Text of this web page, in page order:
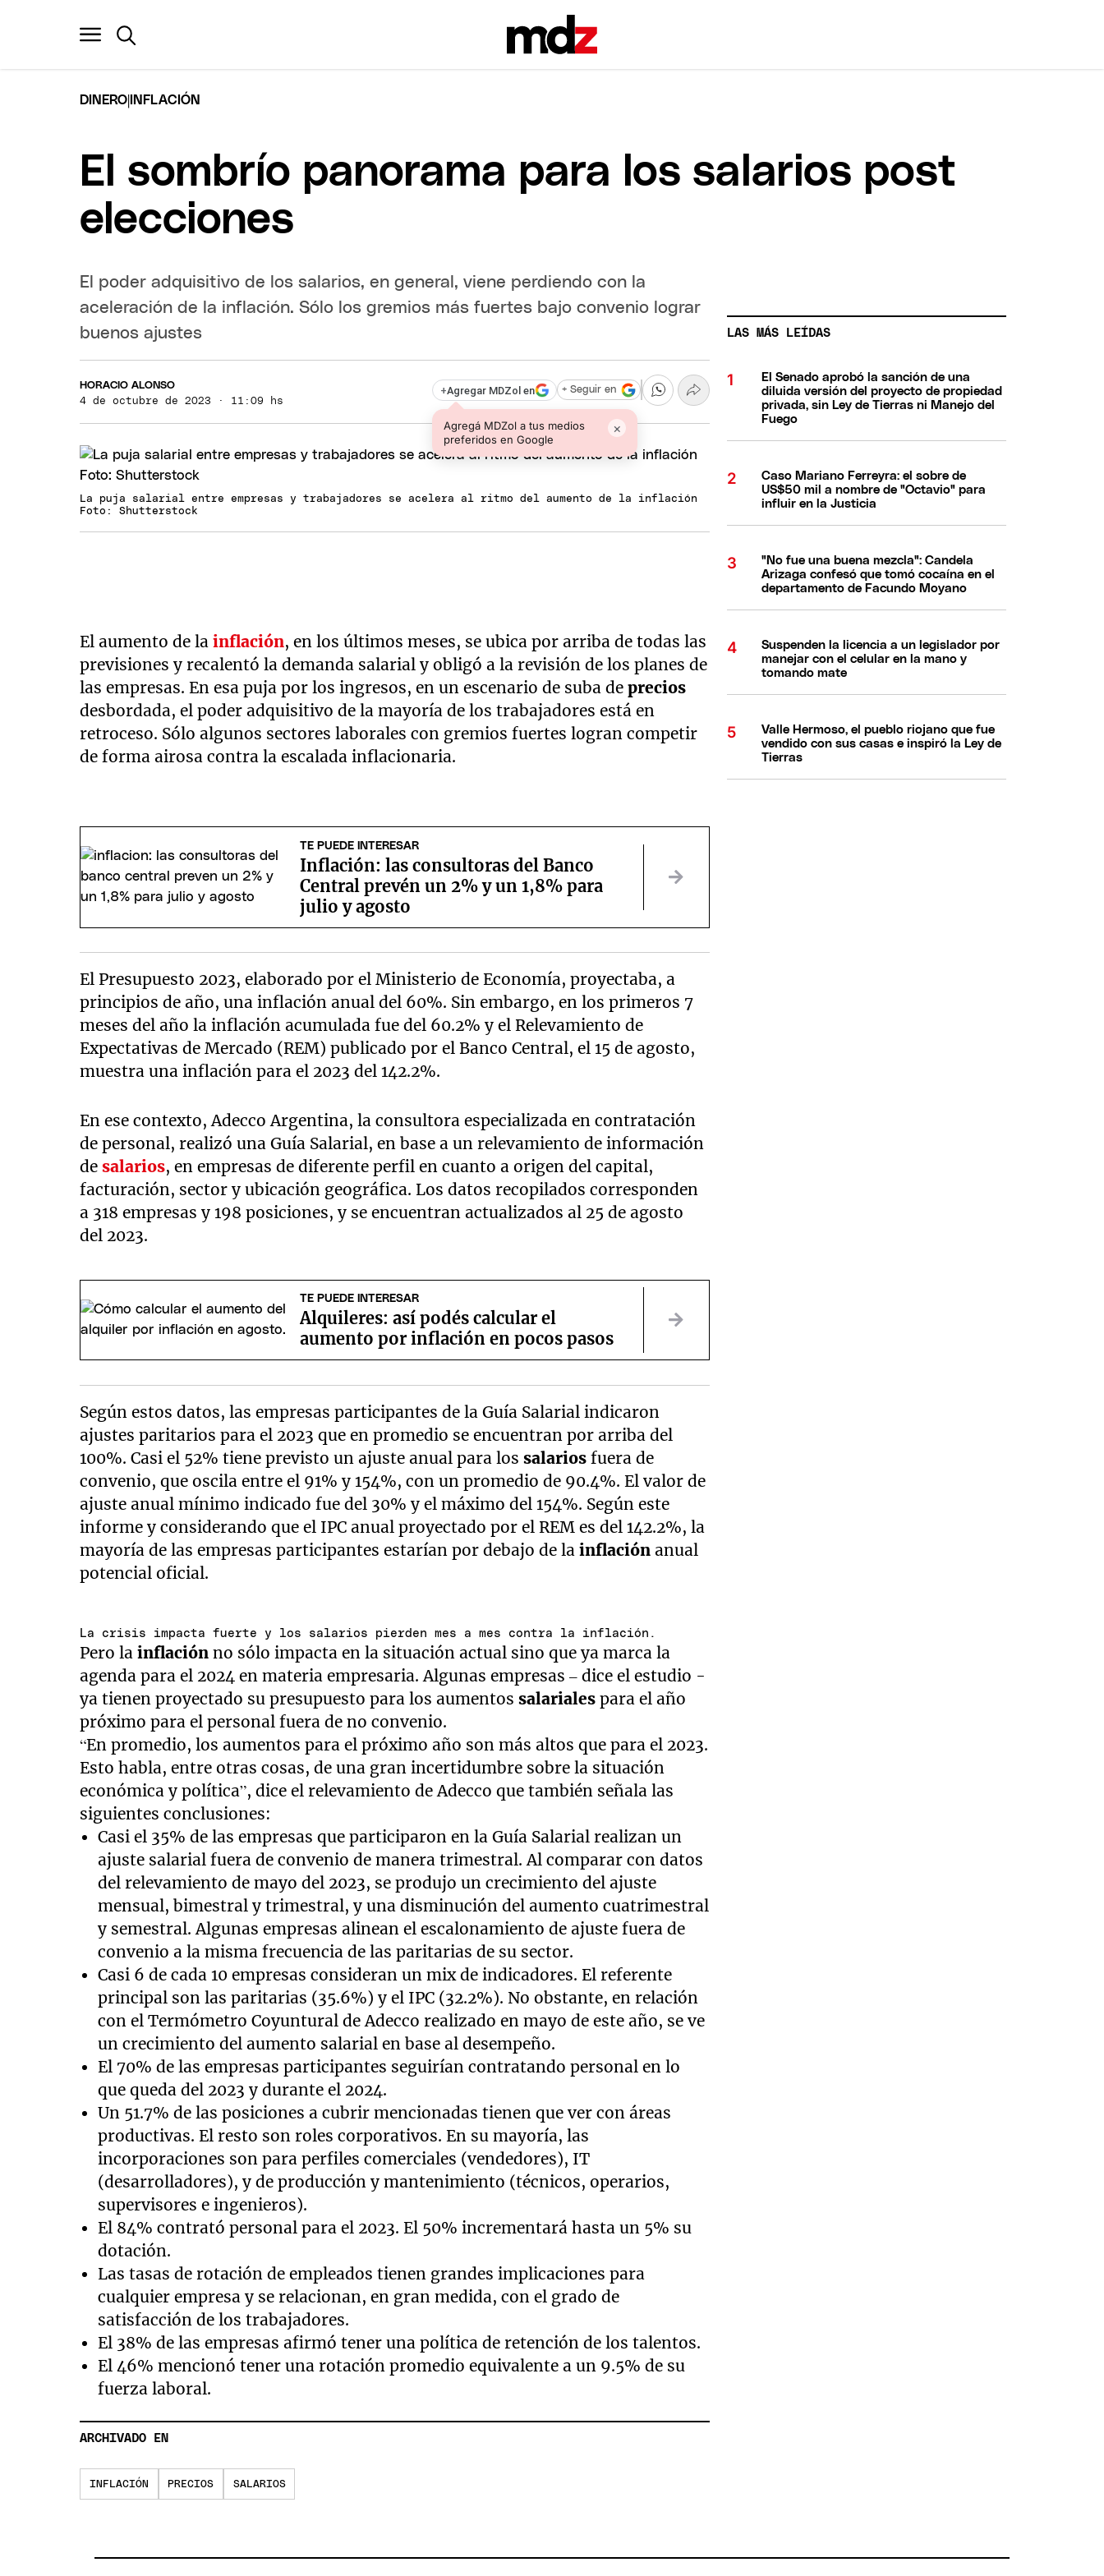
DINERO INFLACIÓN
El sombrío panorama para los salarios post
elecciones
El poder adquisitivo de los salarios, en general, viene perdiendo con la
aceleración de la inflación. Sólo los gremios más fuertes bajo convenio lograr
buenos ajustes
HORACIO ALONSO
4 de octubre de 2023 · 11:09 hs
+Agregar MDZol en
Agregá MDZol a tus medios
preferidos en Google
×
+ Seguir en
La puja salarial entre empresas y trabajadores se acelera al ritmo del aumento de la inflación
Foto: Shutterstock
El aumento de la inflación, en los últimos meses, se ubica por arriba de todas las
previsiones y recalentó la demanda salarial y obligó a la revisión de los planes de
las empresas. En esa puja por los ingresos, en un escenario de suba deprecios
desbordada, el poder adquisitivo de la mayoría de los trabajadores está en
retroceso. Sólo algunos sectores laborales con gremios fuertes logran competir
de forma airosa contra la escalada inflacionaria.
TE PUEDE INTERESAR
Inflación: las consultoras del Banco
Central prevén un 2% y un 1,8% para
julio y agosto
El Presupuesto 2023, elaborado por el Ministerio de Economía, proyectaba, a
principios de año, una inflación anual del 60%. Sin embargo, en los primeros 7
meses del año la inflación acumulada fue del 60.2% y el Relevamiento de
Expectativas de Mercado (REM) publicado por el Banco Central, el 15 de agosto,
muestra una inflación para el 2023 del 142.2%.
En ese contexto, Adecco Argentina, la consultora especializada en contratación
de personal, realizó una Guía Salarial, en base a un relevamiento de información
desalarios, en empresas de diferente perfil en cuanto a origen del capital,
facturación, sector y ubicación geográfica. Los datos recopilados corresponden
a 318 empresas y 198 posiciones, y se encuentran actualizados al 25 de agosto
del 2023.
TE PUEDE INTERESAR
Alquileres: así podés calcular el
aumento por inflación en pocos pasos
Según estos datos, las empresas participantes de la Guía Salarial indicaron
ajustes paritarios para el 2023 que en promedio se encuentran por arriba del
100%. Casi el 52% tiene previsto un ajuste anual para los salarios fuera de
convenio, que oscila entre el 91% y 154%, con un promedio de 90.4%. El valor de
ajuste anual mínimo indicado fue del 30% y el máximo del 154%. Según este
informe y considerando que el IPC anual proyectado por el REM es del 142.2%, la
mayoría de las empresas participantes estarían por debajo de lainflación anual
potencial oficial.
La crisis impacta fuerte y los salarios pierden mes a mes contra la inflación.
Pero lainflación no sólo impacta en la situación actual sino que ya marca la
agenda para el 2024 en materia empresaria. Algunas empresas – dice el estudio -
ya tienen proyectado su presupuesto para los aumentossalariales para el año
próximo para el personal fuera de no convenio.
“En promedio, los aumentos para el próximo año son más altos que para el 2023.
Esto habla, entre otras cosas, de una gran incertidumbre sobre la situación
económica y política”, dice el relevamiento de Adecco que también señala las
siguientes conclusiones:
Casi el 35% de las empresas que participaron en la Guía Salarial realizan un
ajuste salarial fuera de convenio de manera trimestral. Al comparar con datos
del relevamiento de mayo del 2023, se produjo un crecimiento del ajuste
mensual, bimestral y trimestral, y una disminución del aumento cuatrimestral
y semestral. Algunas empresas alinean el escalonamiento de ajuste fuera de
convenio a la misma frecuencia de las paritarias de su sector.
Casi 6 de cada 10 empresas consideran un mix de indicadores. El referente
principal son las paritarias (35.6%) y el IPC (32.2%). No obstante, en relación
con el Termómetro Coyuntural de Adecco realizado en mayo de este año, se ve
un crecimiento del aumento salarial en base al desempeño.
El 70% de las empresas participantes seguirían contratando personal en lo
que queda del 2023 y durante el 2024.
Un 51.7% de las posiciones a cubrir mencionadas tienen que ver con áreas
productivas. El resto son roles corporativos. En su mayoría, las
incorporaciones son para perfiles comerciales (vendedores), IT
(desarrolladores), y de producción y mantenimiento (técnicos, operarios,
supervisores e ingenieros).
El 84% contrató personal para el 2023. El 50% incrementará hasta un 5% su
dotación.
Las tasas de rotación de empleados tienen grandes implicaciones para
cualquier empresa y se relacionan, en gran medida, con el grado de
satisfacción de los trabajadores.
El 38% de las empresas afirmó tener una política de retención de los talentos.
El 46% mencionó tener una rotación promedio equivalente a un 9.5% de su
fuerza laboral.
ARCHIVADO EN
INFLACIÓN PRECIOS SALARIOS
LAS MÁS LEÍDAS
El Senado aprobó la sanción de una
diluida versión del proyecto de propiedad
privada, sin Ley de Tierras ni Manejo del
Fuego
Caso Mariano Ferreyra: el sobre de
US$50 mil a nombre de "Octavio" para
influir en la Justicia
"No fue una buena mezcla": Candela
Arizaga confesó que tomó cocaína en el
departamento de Facundo Moyano
Suspenden la licencia a un legislador por
manejar con el celular en la mano y
tomando mate
Valle Hermoso, el pueblo riojano que fue
vendido con sus casas e inspiró la Ley de
Tierras